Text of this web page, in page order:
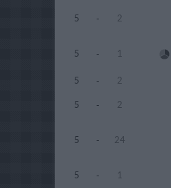
5 - 2
5 - 1
5 - 2
5 - 2
5 - 24
5 - 1